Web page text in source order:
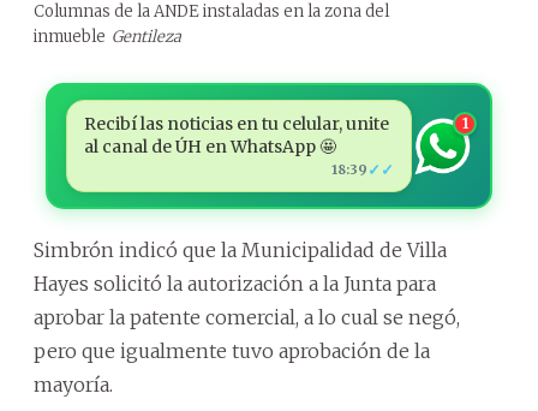
Columnas de la ANDE instaladas en la zona del
inmueble Gentileza
Recibí las noticias en tu celular, unite
al canal de ÚH en WhatsApp 🤩
18:39 ✓✓
1
Simbrón indicó que la Municipalidad de Villa
Hayes solicitó la autorización a la Junta para
aprobar la patente comercial, a lo cual se negó,
pero que igualmente tuvo aprobación de la
mayoría.